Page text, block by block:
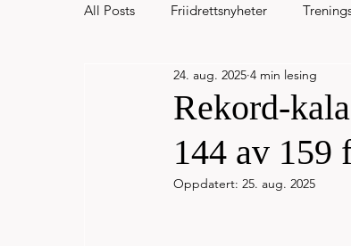
All Posts Friidrettsnyheter
Hålandsvannet halvmaraton og 7km 20
Rekord-
144 av 159
24. aug. 2025 4 min lesing
Oppdatert: 25. aug. 2025